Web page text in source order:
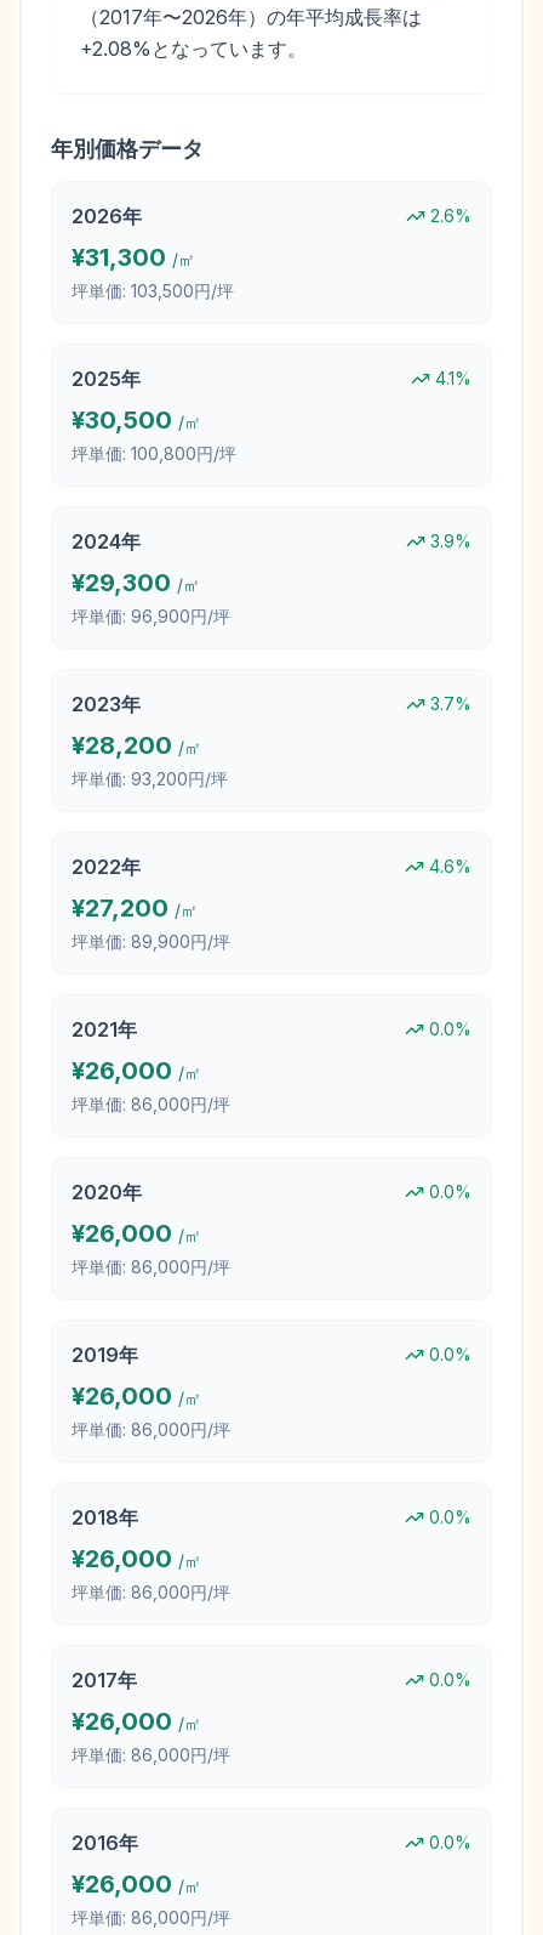
（2017年〜2026年）の年平均成長率は
+2.08%となっています。
年別価格データ
2026年 2.6%
¥31,300 /㎡
坪単価: 103,500円/坪
2025年 4.1%
¥30,500 /㎡
坪単価: 100,800円/坪
2024年 3.9%
¥29,300 /㎡
坪単価: 96,900円/坪
2023年 3.7%
¥28,200 /㎡
坪単価: 93,200円/坪
2022年 4.6%
¥27,200 /㎡
坪単価: 89,900円/坪
2021年 0.0%
¥26,000 /㎡
坪単価: 86,000円/坪
2020年 0.0%
¥26,000 /㎡
坪単価: 86,000円/坪
2019年 0.0%
¥26,000 /㎡
坪単価: 86,000円/坪
2018年 0.0%
¥26,000 /㎡
坪単価: 86,000円/坪
2017年 0.0%
¥26,000 /㎡
坪単価: 86,000円/坪
2016年 0.0%
¥26,000 /㎡
坪単価: 86,000円/坪